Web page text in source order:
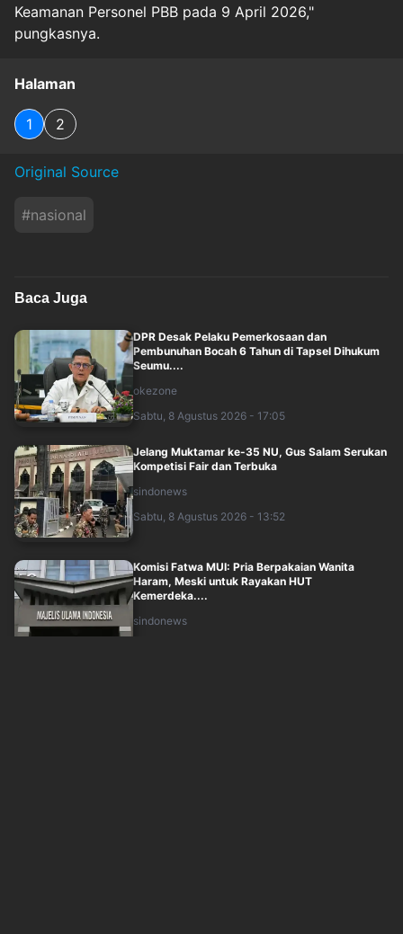
Keamanan Personel PBB pada 9 April 2026,"
pungkasnya.
Halaman
1 2
Original Source
#nasional
Baca Juga
DPR Desak Pelaku Pemerkosaan dan
Pembunuhan Bocah 6 Tahun di Tapsel Dihukum
Seumu....
okezone
Sabtu, 8 Agustus 2026 - 17:05
Jelang Muktamar ke-35 NU, Gus Salam Serukan
Kompetisi Fair dan Terbuka
sindonews
Sabtu, 8 Agustus 2026 - 13:52
Komisi Fatwa MUI: Pria Berpakaian Wanita
Haram, Meski untuk Rayakan HUT
Kemerdeka....
sindonews